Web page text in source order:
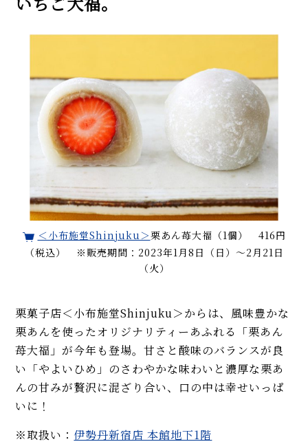
＜小布施堂Shinjuku＞栗あん苺大福（1個） 416円
（税込） ※販売期間：2023年1月8日（日）〜2月21日
（火）
栗菓子店＜小布施堂Shinjuku＞からは、風味豊かな
栗あんを使ったオリジナリティーあふれる「栗あん
苺大福」が今年も登場。甘さと酸味のバランスが良
い「やよいひめ」のさわやかな味わいと濃厚な栗あ
んの甘みが贅沢に混ざり合い、口の中は幸せいっぱ
いに！
※取扱い： 伊勢丹新宿店 本館地下1階